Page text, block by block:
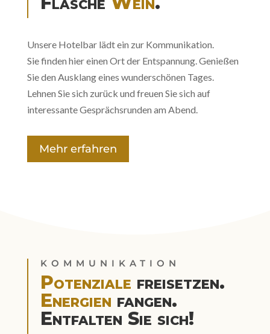
Unsere Hotelbar lädt ein zur Kommunikation.
Sie finden hier einen Ort der Entspannung. Genießen
Sie den Ausklang eines wunderschönen Tages.
Lehnen Sie sich zurück und freuen Sie sich auf
interessante Gesprächsrunden am Abend.
Mehr erfahren
KOMMUNIKATION
Potenziale freisetzen.
Energien fangen.
Entfalten Sie sich!